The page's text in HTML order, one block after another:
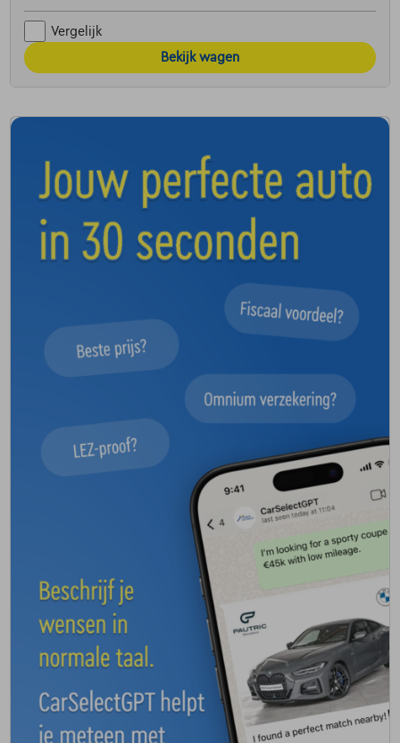
Vergelijk
Bekijk wagen